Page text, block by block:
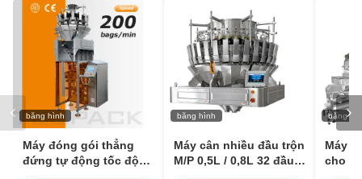
băng hình
Máy đóng gói thẳng
đứng tự động tốc độ
cao cho đồ ăn nhẹ hạt
băng hình
Máy cân nhiều đầu trộn
M/P 0,5L / 0,8L 32 đầu
cho nho khô Kiwi khô
băng
Máy
cho
động